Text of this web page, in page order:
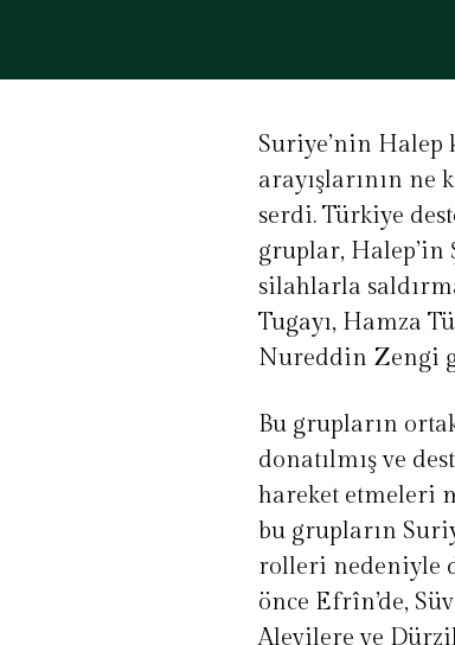
Suriye’nin Halep
arayışlarının ne
serdi. Türkiye
gruplar, Halep’in
silahlarla
Tugayı, Hamza
Nureddin Zengi
Bu grupların
donatılmış ve
hareket etmeleri
bu grupların
rolleri nedeniyle
önce Efrîn’de,
Alevilere ve